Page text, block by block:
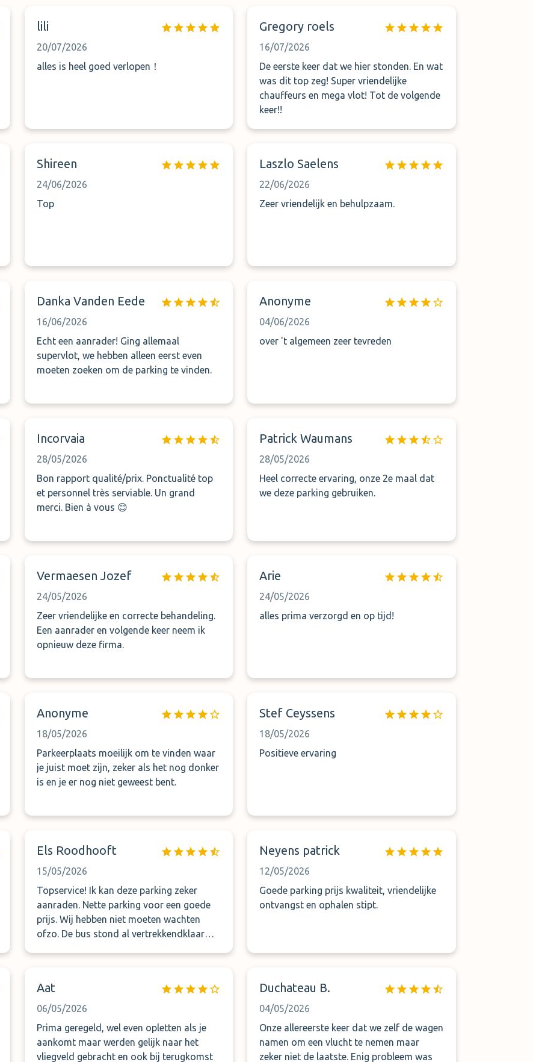
lili
20/07/2026
alles is heel goed verlopen！
Gregory roels
16/07/2026
De eerste keer dat we hier stonden. En wat
was dit top zeg! Super vriendelijke
chauffeurs en mega vlot! Tot de volgende
keer!!
Shireen
24/06/2026
Top
Laszlo Saelens
22/06/2026
Zeer vriendelijk en behulpzaam.
Danka Vanden Eede
16/06/2026
Echt een aanrader! Ging allemaal
supervlot, we hebben alleen eerst even
moeten zoeken om de parking te vinden.
Anonyme
04/06/2026
over 't algemeen zeer tevreden
Incorvaia
28/05/2026
Bon rapport qualité/prix. Ponctualité top
et personnel très serviable. Un grand
merci. Bien à vous 😊
Patrick Waumans
28/05/2026
Heel correcte ervaring, onze 2e maal dat
we deze parking gebruiken.
Vermaesen Jozef
24/05/2026
Zeer vriendelijke en correcte behandeling.
Een aanrader en volgende keer neem ik
opnieuw deze firma.
Arie
24/05/2026
alles prima verzorgd en op tijd!
Anonyme
18/05/2026
Parkeerplaats moeilijk om te vinden waar
je juist moet zijn, zeker als het nog donker
is en je er nog niet geweest bent.
Stef Ceyssens
18/05/2026
Positieve ervaring
Els Roodhooft
15/05/2026
Topservice! Ik kan deze parking zeker
aanraden. Nette parking voor een goede
prijs. Wij hebben niet moeten wachten
ofzo. De bus stond al vertrekkendklaar
Neyens patrick
12/05/2026
Goede parking prijs kwaliteit, vriendelijke
ontvangst en ophalen stipt.
Aat
06/05/2026
Prima geregeld, wel even opletten als je
aankomt maar werden gelijk naar het
vliegveld gebracht en ook bij terugkomst
Duchateau B.
04/05/2026
Onze allereerste keer dat we zelf de wagen
namen om een vlucht te nemen maar
zeker niet de laatste. Enig probleem was